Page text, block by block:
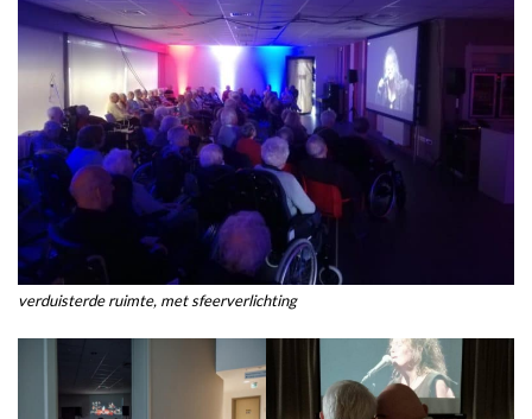
verduisterde ruimte, met sfeerverlichting